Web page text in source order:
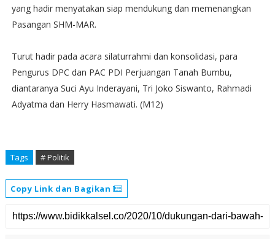
yang hadir menyatakan siap mendukung dan memenangkan
Pasangan SHM-MAR.
Turut hadir pada acara silaturrahmi dan konsolidasi, para
Pengurus DPC dan PAC PDI Perjuangan Tanah Bumbu,
diantaranya Suci Ayu Inderayani, Tri Joko Siswanto, Rahmadi
Adyatma dan Herry Hasmawati. (M12)
Tags # Politik
Copy Link dan Bagikan